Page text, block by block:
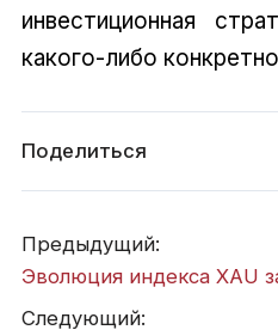
инвестиционная
какого-либо
Поделиться
Предыдущий:
Эволюция индекса XAU
Следующий: